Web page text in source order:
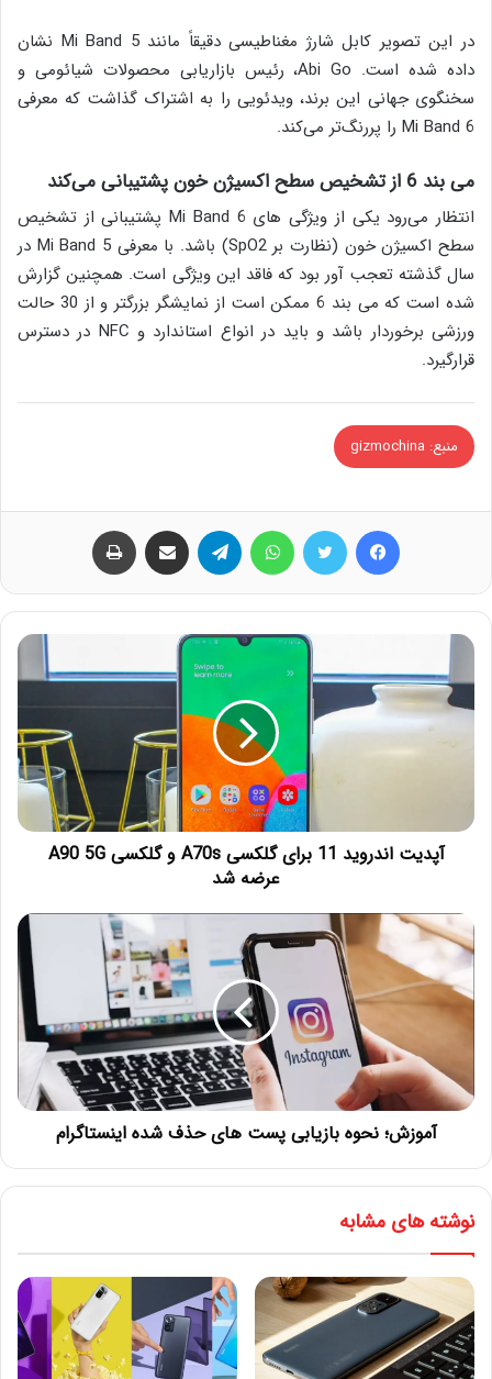
در این تصویر کابل شارژ مغناطیسی دقیقاً مانند Mi Band 5 نشان
داده شده است. Abi Go، رئیس بازاریابی محصولات شیائومی و
سخنگوی جهانی این برند، ویدئویی را به اشتراک گذاشت که معرفی
Mi Band 6 را پررنگ‌تر می‌کند.
می بند 6 از تشخیص سطح اکسیژن خون پشتیبانی می‌کند
انتظار می‌رود یکی از ویژگی های Mi Band 6 پشتیبانی از تشخیص
سطح اکسیژن خون (نظارت بر SpO2) باشد. با معرفی Mi Band 5 در
سال گذشته تعجب آور بود که فاقد این ویژگی است. همچنین گزارش
شده است که می بند 6 ممکن است از نمایشگر بزرگتر و از 30 حالت
ورزشی برخوردار باشد و باید در انواع استاندارد و NFC در دسترس
قرارگیرد.
منبع: gizmochina
آپدیت اندروید 11 برای گلکسی A70s و گلکسی A90 5G
عرضه شد
آموزش؛ نحوه بازیابی پست های حذف شده اینستاگرام
نوشته های مشابه